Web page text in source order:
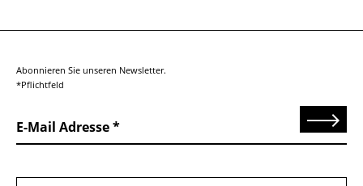
Abonnieren Sie unseren Newsletter.
*Pflichtfeld
E-Mail Adresse Senden